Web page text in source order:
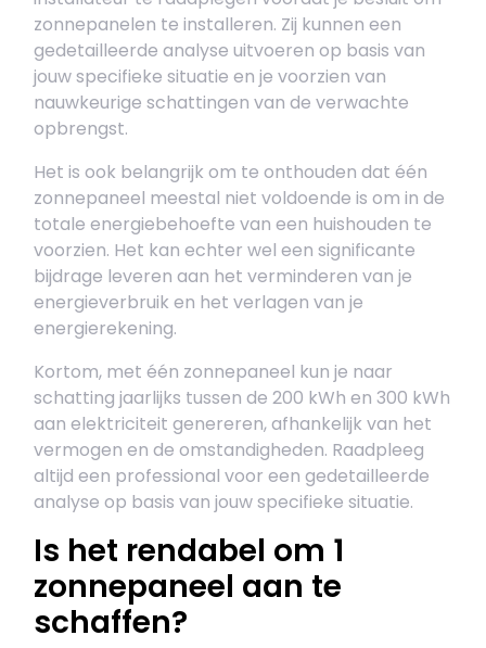
zonnepanelen te installeren. Zij kunnen een
gedetailleerde analyse uitvoeren op basis van
jouw specifieke situatie en je voorzien van
nauwkeurige schattingen van de verwachte
opbrengst.
Het is ook belangrijk om te onthouden dat één
zonnepaneel meestal niet voldoende is om in de
totale energiebehoefte van een huishouden te
voorzien. Het kan echter wel een significante
bijdrage leveren aan het verminderen van je
energieverbruik en het verlagen van je
energierekening.
Kortom, met één zonnepaneel kun je naar
schatting jaarlijks tussen de 200 kWh en 300 kWh
aan elektriciteit genereren, afhankelijk van het
vermogen en de omstandigheden. Raadpleeg
altijd een professional voor een gedetailleerde
analyse op basis van jouw specifieke situatie.
Is het rendabel om 1
zonnepaneel aan te
schaffen?